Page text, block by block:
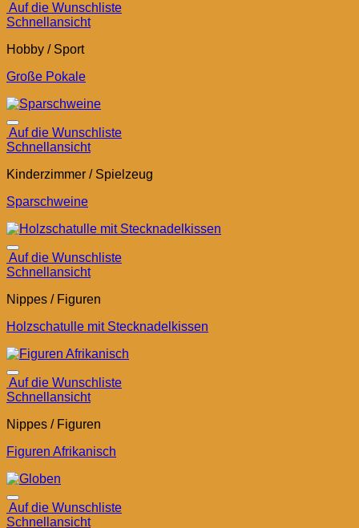
Auf die Wunschliste
Schnellansicht
Hobby / Sport
Große Pokale
Auf die Wunschliste
Schnellansicht
Kinderzimmer / Spielzeug
Sparschweine
Auf die Wunschliste
Schnellansicht
Nippes / Figuren
Holzschatulle mit Stecknadelkissen
Auf die Wunschliste
Schnellansicht
Nippes / Figuren
Figuren Afrikanisch
Auf die Wunschliste
Schnellansicht